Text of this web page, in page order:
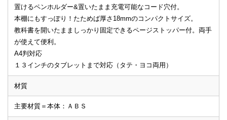
置けるペンホルダー&置いたまま充電可能なコード穴付。
本棚にもすっぽり！たためば厚さ18mmのコンパクトサイズ。
教科書を開いたまましっかり固定できるページストッパー付。両手
が使えて便利。
A4判対応
１３インチのタブレットまで対応（タテ・ヨコ両用）
材質
主要材質＝本体：ＡＢＳ